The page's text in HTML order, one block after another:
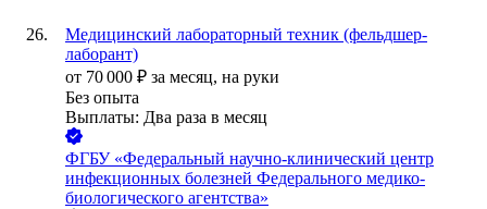
Медицинский лабораторный техник (фельдшер-
лаборант)
от 70 000 ₽ за месяц, на руки
Без опыта
Выплаты: Два раза в месяц
ФГБУ «Федеральный научно-клинический центр
инфекционных болезней Федерального медико-
биологического агентства»